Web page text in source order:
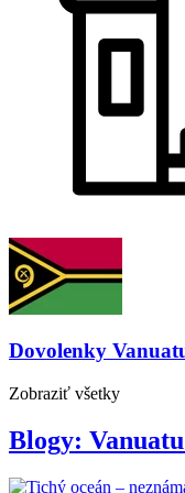
Dovolenky
Zobraziť všetky
Blogy: Vanuatu